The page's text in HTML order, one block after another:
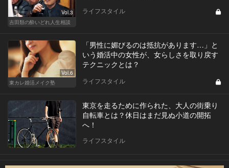
Vol.3
吉田類の酔いどれ人生相談
ライフスタイル
Vol.6
東カレ婚活メイク塾
「男性に媚びるのは抵抗があります…」と
いう婚活中の女性が、女らしさを取り戻す
テクニックとは？
ライフスタイル
東京を走るために作られた、大人の街乗り
自転車とは？休日はまだ見ぬ小道の開拓
へ！
ライフスタイル